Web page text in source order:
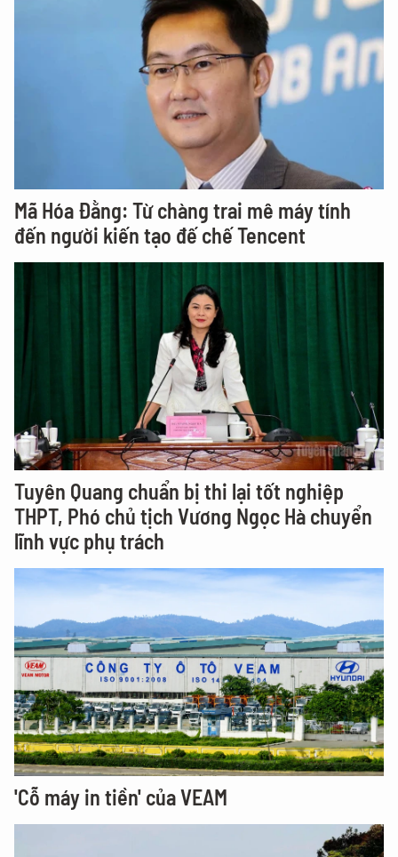
Mã Hóa Đằng: Từ chàng trai mê máy tính
đến người kiến tạo đế chế Tencent
Tuyên Quang chuẩn bị thi lại tốt nghiệp
THPT, Phó chủ tịch Vương Ngọc Hà chuyển
lĩnh vực phụ trách
'Cỗ máy in tiền' của VEAM